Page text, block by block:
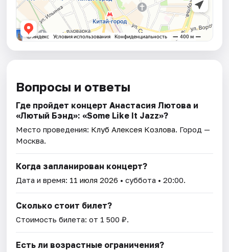
Вопросы и ответы
Где пройдет концерт Анастасия Лютова и
«Лютый Бэнд»: «Some Like It Jazz»?
Место проведения: Клуб Алексея Козлова. Город —
Москва.
Когда запланирован концерт?
Дата и время: 11 июля 2026 • суббота • 20:00.
Сколько стоит билет?
Стоимость билета: от 1 500 ₽.
Есть ли возрастные ограничения?